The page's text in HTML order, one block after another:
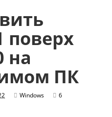
поверх
на
ПК
Windows
6